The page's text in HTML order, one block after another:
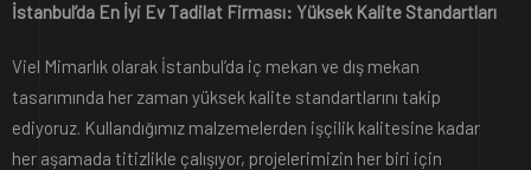
İstanbul’da En İyi Ev Tadilat Firması: Yüksek Kalite Standartları
Viel Mimarlık olarak İstanbul’da iç mekan ve dış mekan
tasarımında her zaman yüksek kalite standartlarını takip
ediyoruz. Kullandığımız malzemelerden işçilik kalitesine kadar
her aşamada titizlikle çalışıyor, projelerimizin her biri için